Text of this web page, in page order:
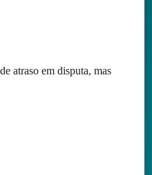
atraso em disputa, mas